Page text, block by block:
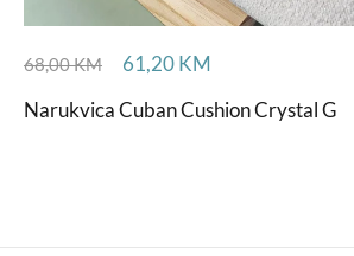
68,00KM 61,20KM
Narukvica Cuban Cushion Crystal G